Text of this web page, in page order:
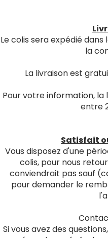
Le colis sera expédié
la
La livraison est
Pour votre information,
entre
Satisfait
Vous disposez d'une
colis, pour nous
conviendrait pas sauf
pour demander le
Si vous avez des